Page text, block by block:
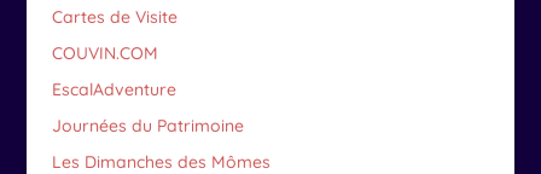
Cartes de Visite
COUVIN.COM
EscalAdventure
Journées du Patrimoine
Les Dimanches des Mômes